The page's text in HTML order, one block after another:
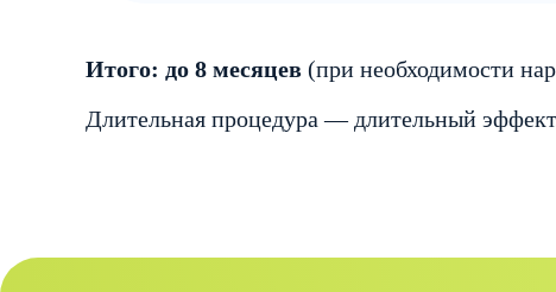
Итого: до 8 месяцев (при необходимости
Длительная процедура — длительный